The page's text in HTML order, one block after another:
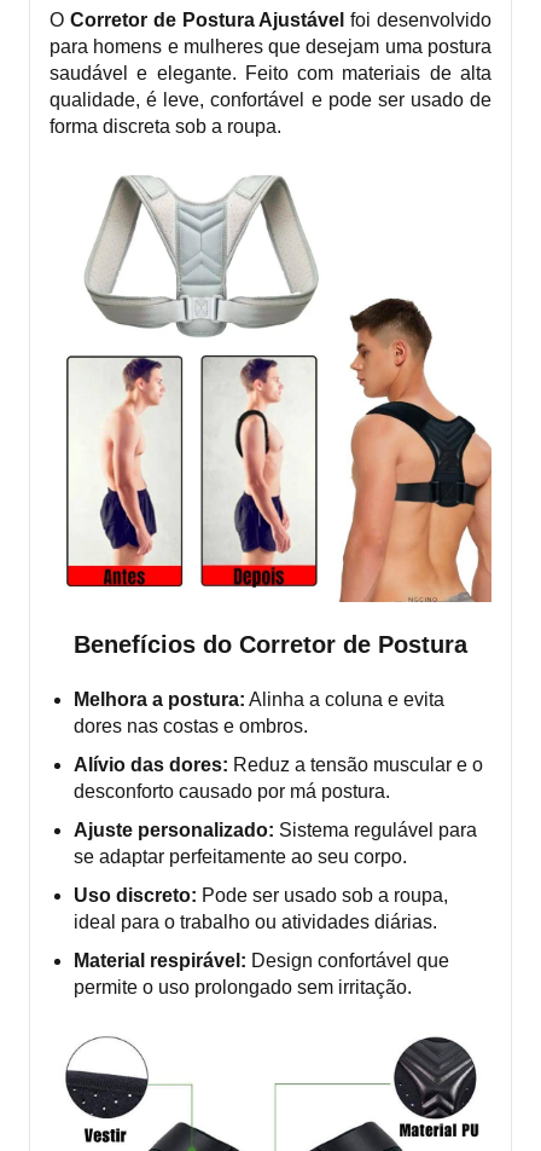
O Corretor de Postura Ajustável foi desenvolvido
para homens e mulheres que desejam uma postura
saudável e elegante. Feito com materiais de alta
qualidade, é leve, confortável e pode ser usado de
forma discreta sob a roupa.
Benefícios do Corretor de Postura
Melhora a postura: Alinha a coluna e evita
dores nas costas e ombros.
Alívio das dores: Reduz a tensão muscular e o
desconforto causado por má postura.
Ajuste personalizado: Sistema regulável para
se adaptar perfeitamente ao seu corpo.
Uso discreto: Pode ser usado sob a roupa,
ideal para o trabalho ou atividades diárias.
Material respirável: Design confortável que
permite o uso prolongado sem irritação.